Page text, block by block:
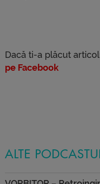
Dacă ti-a plăcut
pe Facebook
ALTE